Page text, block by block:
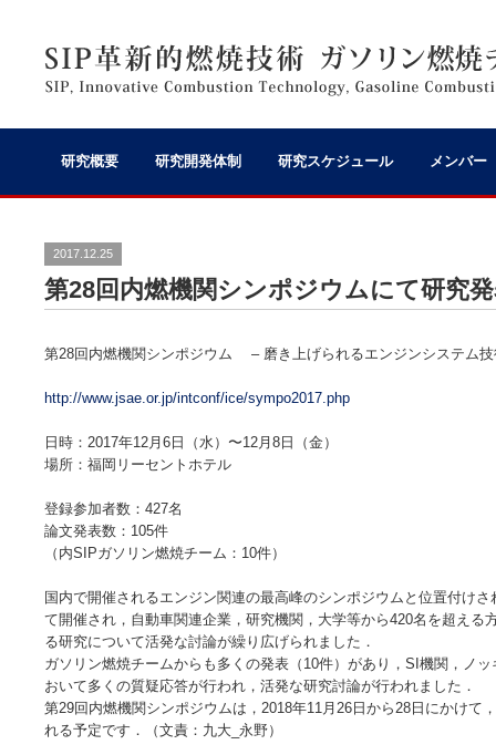
研究概要 研究開発体制 研究スケジュール メンバー
2017.12.25
第28回内燃機関シンポジウムにて研究
第28回内燃機関シンポジウム – 磨き上げられるエンジンシステム
http://www.jsae.or.jp/intconf/ice/sympo2017.php
日時：2017年12月6日（水）〜12月8日（金）
場所：福岡リーセントホテル
登録参加者数：427名
論文発表数：105件
（内SIPガソリン燃焼チーム：10件）
国内で開催されるエンジン関連の最高峰のシンポジウムと位置付け
て開催され，自動車関連企業，研究機関，大学等から420名を超える
る研究について活発な討論が繰り広げられました．
ガソリン燃焼チームからも多くの発表（10件）があり，SI機関，ノ
おいて多くの質疑応答が行われ，活発な研究討論が行われました．
第29回内燃機関シンポジウムは，2018年11月26日から28日にかけ
れる予定です．（文責：九大_永野）